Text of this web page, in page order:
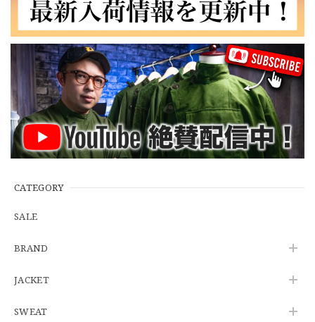
CATEGORY
SALE
BRAND
JACKET
SWEAT
【LARGE】Ralph Lauren Short Sleeve Cotton BD Shirt ラルフローレン ユーズド 半袖 ボタンダウンシャツ No.146
2026/07/14
３.1947 New York Cubans
2026/07/01